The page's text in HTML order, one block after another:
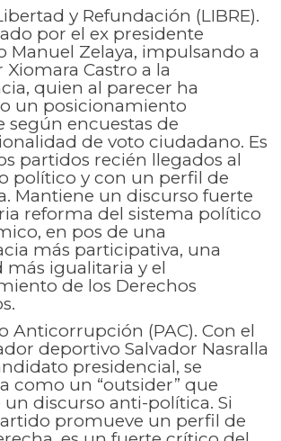
y Refundación (LIBRE).
por el ex presidente
Manuel Zelaya, impulsando a
Castro a la
quien al parecer ha
un posicionamiento
según encuestas de
de voto ciudadano. Es
partidos recién llegados al
político y con un perfil de
Mantiene un discurso fuerte
reforma del sistema político
en pos de una
más participativa, una
más igualitaria y el
de los Derechos
Anticorrupción (PAC). Con el
deportivo Salvador Nasralla
presidencial, se
como un “outsider” que
discurso anti-política. Si
promueve un perfil de